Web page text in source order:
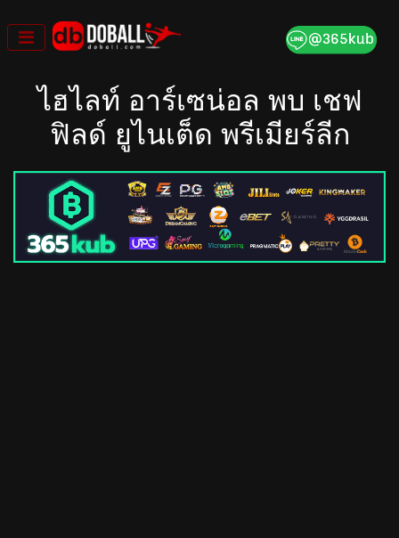
to
content
ไฮไลท์ อาร์เซน่อล พบ เชฟ
ฟิลด์ ยูไนเต็ด พรีเมียร์ลีก